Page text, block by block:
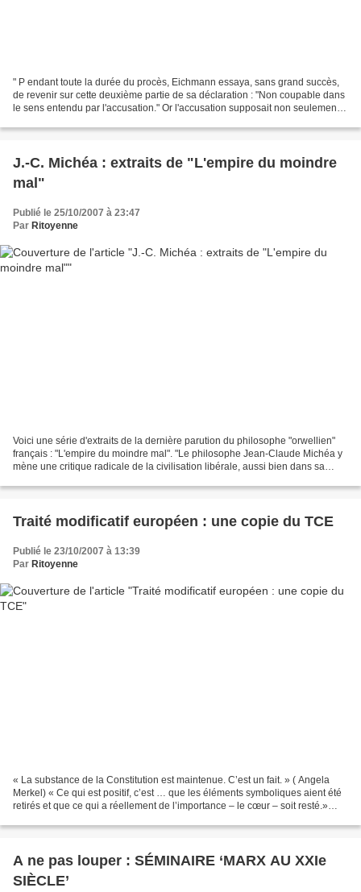
" P endant toute la durée du procès, Eichmann essaya, sans grand succès,
de revenir sur cette deuxième partie de sa déclaration : "Non coupable dans
le sens entendu par l'accusation." Or l'accusation supposait non seulement
J.-C. Michéa : extraits de "L'empire du moindre
mal"
Publié le 25/10/2007 à 23:47
Par Ritoyenne
Voici une série d'extraits de la dernière parution du philosophe "orwellien"
français : "L'empire du moindre mal". "Le philosophe Jean-Claude Michéa y
mène une critique radicale de la civilisation libérale, aussi bien dans sa
Traité modificatif européen : une copie du TCE
Publié le 23/10/2007 à 13:39
Par Ritoyenne
« La substance de la Constitution est maintenue. C’est un fait. » ( Angela
Merkel) « Ce qui est positif, c’est … que les éléments symboliques aient été
retirés et que ce qui a réellement de l’importance – le cœur – soit resté.»
A ne pas louper : SÉMINAIRE ‘MARX AU XXIe
SIÈCLE’